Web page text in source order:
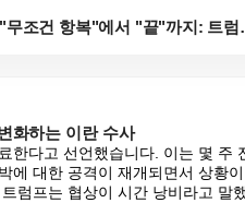
"무조건
화하는 이란 수사
한다고 선언했습니다. 이는 몇 주
에 대한 공격이 재개되면서 상황
럼프는 협상이 시간 낭비라고 말